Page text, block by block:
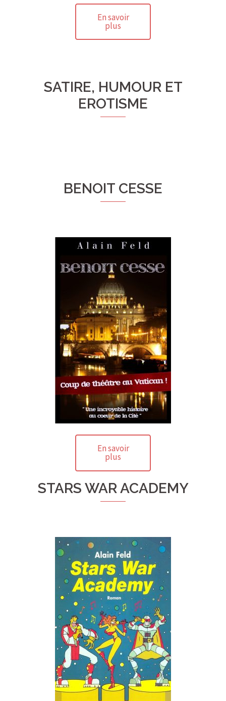
En savoir
plus
SATIRE, HUMOUR ET
EROTISME
BENOIT CESSE
En savoir
plus
STARS WAR ACADEMY